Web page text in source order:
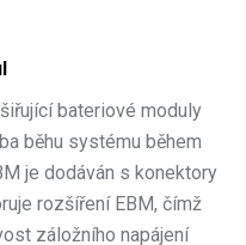
bateriové moduly
běhu systému během
je dodáván s konektory
rozšíření EBM, čímž
záložního napájení